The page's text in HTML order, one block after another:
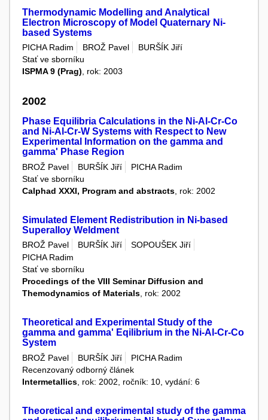
Thermodynamic Modelling and Analytical
Electron Microscopy of Model Quaternary Ni-
based Systems
PICHA Radim BROŽ Pavel
BURŠÍK Jiří
Stať ve sborníku
ISPMA 9 (Prag) , rok: 2003
2002
Phase Equilibria Calculations in the Ni-Al-Cr-Co
and Ni-Al-Cr-W Systems with Respect to New
Experimental Information on the gamma and
gamma' Phase Region
BROŽ Pavel BURŠÍK Jiří
PICHA Radim
Stať ve sborníku
Calphad XXXI, Program and abstracts , rok: 2002
Simulated Element Redistribution in Ni-based
Superalloy Weldment
BROŽ Pavel BURŠÍK Jiří
SOPOUŠEK Jiří
PICHA Radim
Stať ve sborníku
Procedings of the VIII Seminar Diffusion and
Themodynamics of Materials, rok: 2002
Theoretical and Experimental Study of the
gamma and gamma' Eqilibrium in the Ni-Al-Cr-Co
System
BROŽ Pavel BURŠÍK Jiří
PICHA Radim
Recenzovaný odborný článek
Intermetallics , rok: 2002, ročník: 10, vydání: 6
Theoretical and experimental study of the gamma